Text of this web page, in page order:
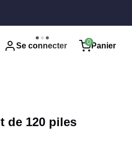
Se connecter 0Panier
de 120 piles